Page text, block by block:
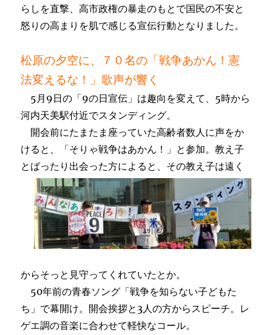
らしを直撃、高市政権の暴走のもとで国民の不安と
怒りの高まりを肌で感じる宣伝行動となりました。
松原の夕空に、７０名の「戦争あかん！憲
法変えるな！」歌声が響く
5月9日の「9の日宣伝」は趣向を変えて、5時から
河内天美駅付近でスタンディング。
開会前にたまたま座っていた高齢者数人に声をか
けると、「そりゃ戦争はあかん！」と参加。教え子
とばったり 出会った方によると、その教え子は遠く
からそっと見守ってくれていたとか。
50年前の青春ソング「戦争を知らない子どもた
ち」で幕開け。開会挨拶と3人の方からスピーチ。レ
ゲエ調の音楽に合わせて軽快なコール。